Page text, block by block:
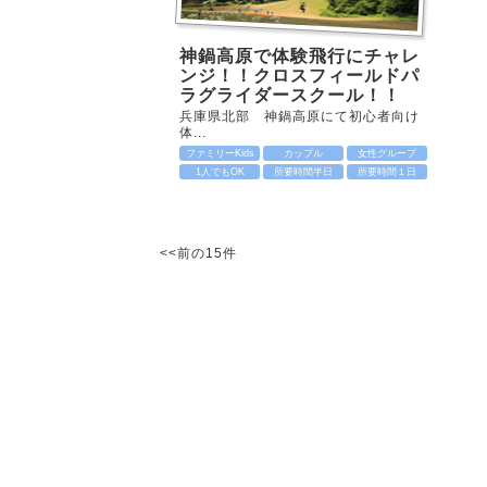
神鍋高原で体験飛行にチャレ
ンジ！！クロスフィールドパ
ラグライダースクール！！
兵庫県北部 神鍋高原にて初心者向け
体...
ファミリーKids カップル
女性グループ
1人でもOK
所要時間半日 所要時間１日
<<前の15件